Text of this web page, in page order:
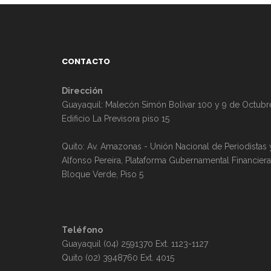
CONTACTO
Dirección
Guayaquil: Malecón Simón Bolivar 100 y 9 de
Edificio La Previsora piso 15
Quito: Av. Amazonas - Unión Nacional de Periodistas
Alfonso Pereira, Plataforma Gubernamental Financiera,
Bloque Verde, Piso 5
Teléfono
Guayaquil (04) 2591370 Ext. 1123-1127
Quito (02) 3948760 Ext. 4015